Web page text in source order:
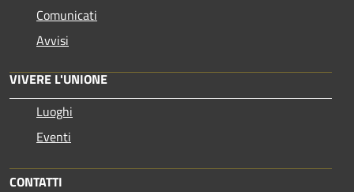
Comunicati
Avvisi
VIVERE L'UNIONE
Luoghi
Eventi
CONTATTI